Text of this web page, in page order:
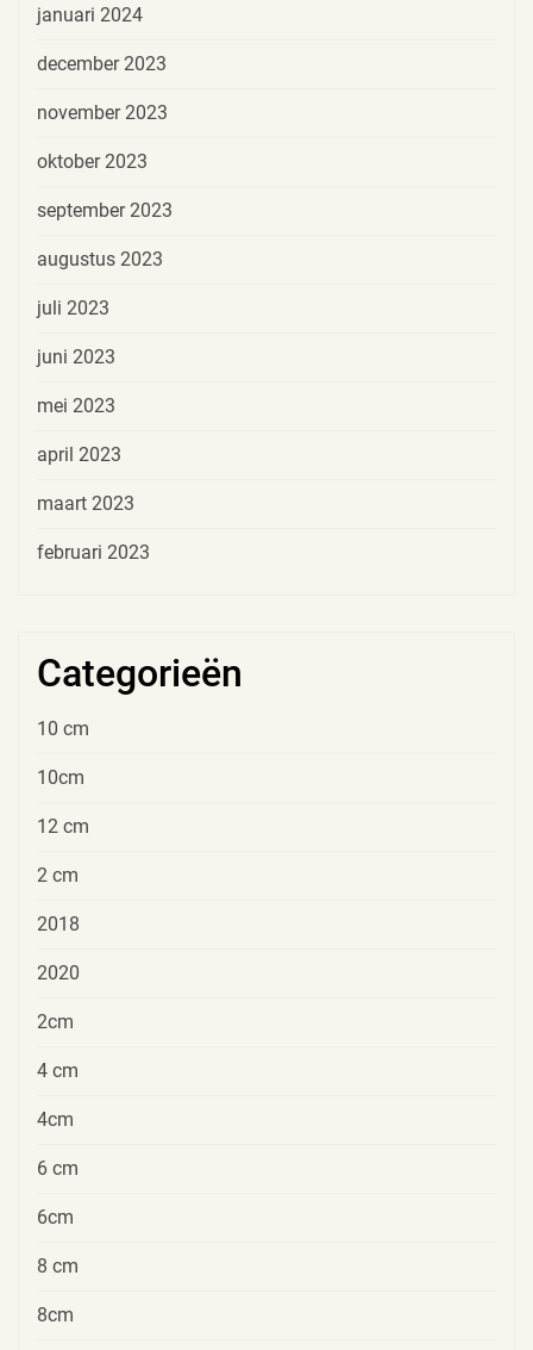
januari 2024
december 2023
november 2023
oktober 2023
september 2023
augustus 2023
juli 2023
juni 2023
mei 2023
april 2023
maart 2023
februari 2023
Categorieën
10 cm
10cm
12 cm
2 cm
2018
2020
2cm
4 cm
4cm
6 cm
6cm
8 cm
8cm